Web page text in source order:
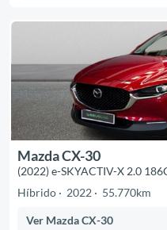
Mazda CX-30
(2022) e-SKYACTIV-X 2.0
Híbrido
2022 55.770km
Ver Mazda CX-30